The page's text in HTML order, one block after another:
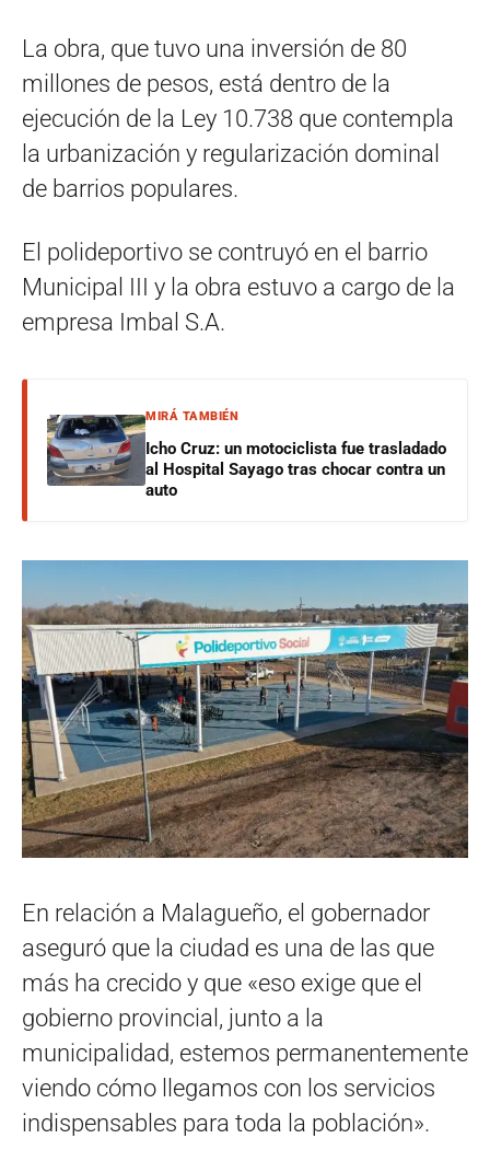
La obra, que tuvo una inversión de 80
millones de pesos, está dentro de la
ejecución de la Ley 10.738 que contempla
la urbanización y regularización dominal
de barrios populares.
El polideportivo se contruyó en el barrio
Municipal III y la obra estuvo a cargo de la
empresa Imbal S.A.
MIRÁ TAMBIÉN
Icho Cruz: un motociclista fue trasladado
al Hospital Sayago tras chocar contra un
auto
En relación a Malagueño, el gobernador
aseguró que la ciudad es una de las que
más ha crecido y que «eso exige que el
gobierno provincial, junto a la
municipalidad, estemos permanentemente
viendo cómo llegamos con los servicios
indispensables para toda la población».